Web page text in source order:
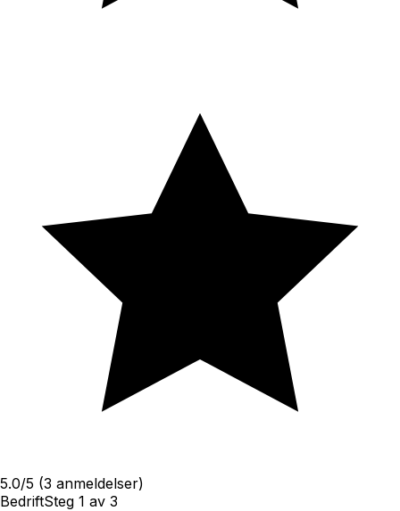
5.0/5 (3 anmeldelser)
BedriftSteg 1 av 3